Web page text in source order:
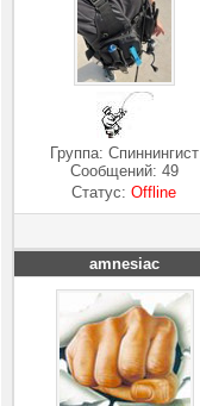
Группа: Спиннингист
Сообщений: 49
Статус:Offline
amnesiac